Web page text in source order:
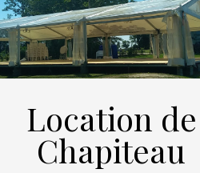
Location de
Chapiteau